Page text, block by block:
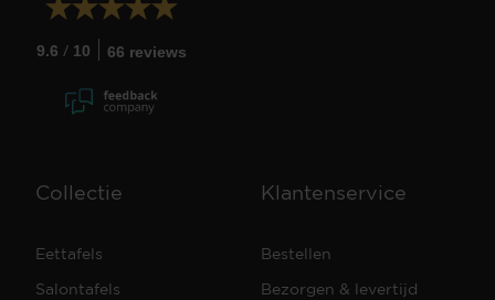
9.6 / 10 66 reviews
Collectie
Eettafels
Salontafels
Klantenservice
Bestellen
Bezorgen & levertijd